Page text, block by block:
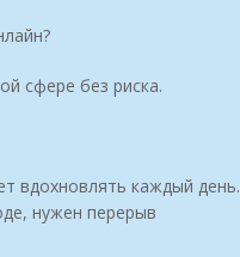
сфере без риска.
вдохновлять каждый день.
нужен перерыв